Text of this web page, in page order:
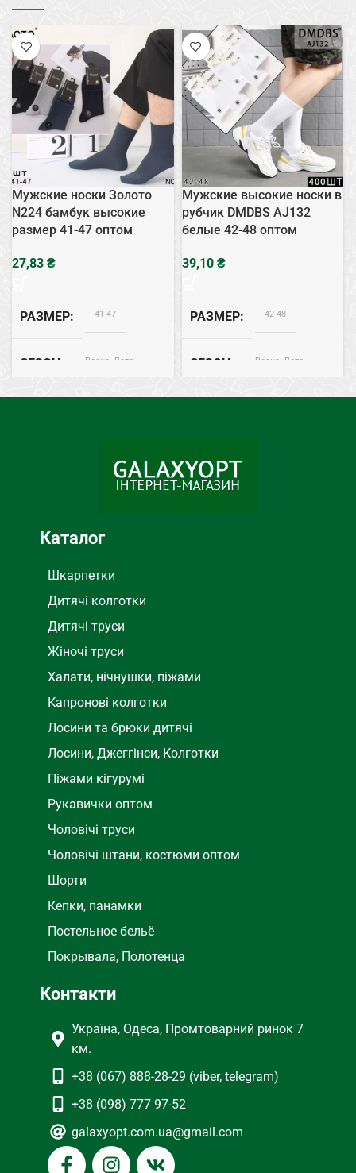
Мужские носки Золото
N224 бамбук высокие
размер 41-47 оптом
₴
РАЗМЕР 41-47
СЕЗОН Весна, Лето
Мужские высокие носки в
рубчик DMDBS AJ132
белые 42-48 оптом
₴
РАЗМЕР 42-48
СЕЗОН Весна, Лето
Каталог
Шкарпетки
Дитячі колготки
Дитячі труси
Жіночі труси
Халати, нічнушки, піжами
Капронові колготки
Лосини та брюки дитячі
Лосини, Джеггінси, Колготки
Піжами кігурумі
Рукавички оптом
Чоловічі труси
Чоловічі штани, костюми оптом
Шорти
Кепки, панамки
Постельное бельё
Покрывала, Полотенца
Контакти
Україна, Одеса, Промтоварний ринок 7
км.
+38 (067) 888-28-29 (viber, telegram)
+38 (098) 777 97-52
galaxyopt.com.ua@gmail.com